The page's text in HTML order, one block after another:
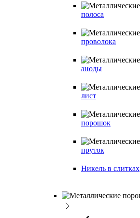
полоса
проволока
аноды
лист
порошок
пруток
Никель в слитках